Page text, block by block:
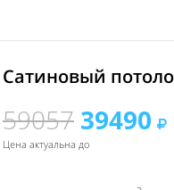
Сатиновый
59057 39490
Цена актуальна до